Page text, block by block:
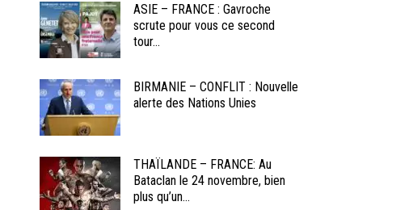
ASIE – FRANCE : Gavroche
scrute pour vous ce second
tour...
BIRMANIE – CONFLIT : Nouvelle
alerte des Nations Unies
THAÏLANDE – FRANCE: Au
Bataclan le 24 novembre, bien
plus qu’un...